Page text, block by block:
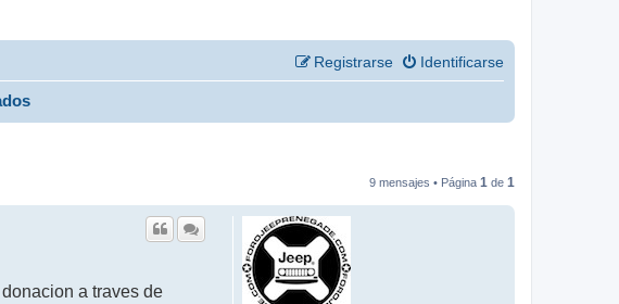
Identificarse
Registrarse
9 mensajes • Página 1 de 1
a traves de